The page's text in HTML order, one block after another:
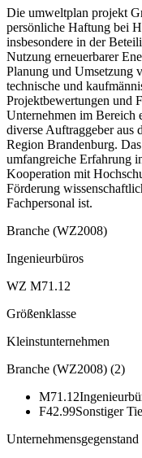
Die umweltplan projekt
persönliche Haftung bei
insbesondere in der
Nutzung erneuerbarer
Planung und Umsetzung
technische und
Projektbewertungen und
Unternehmen im Bereich
diverse Auftraggeber aus
Region Brandenburg.
umfangreiche Erfahrung
Kooperation mit
Förderung
Fachpersonal ist.
Branche (WZ2008)
Ingenieurbüros
WZ M71.12
Größenklasse
Kleinstunternehmen
Branche (WZ2008) (2)
M71.12
F42.99Sonstiger
Unternehmensgegenstand